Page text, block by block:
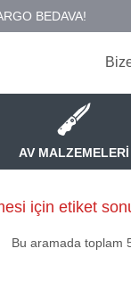
AV MALZEMELERİ
için etiket
Bu aramada toplam